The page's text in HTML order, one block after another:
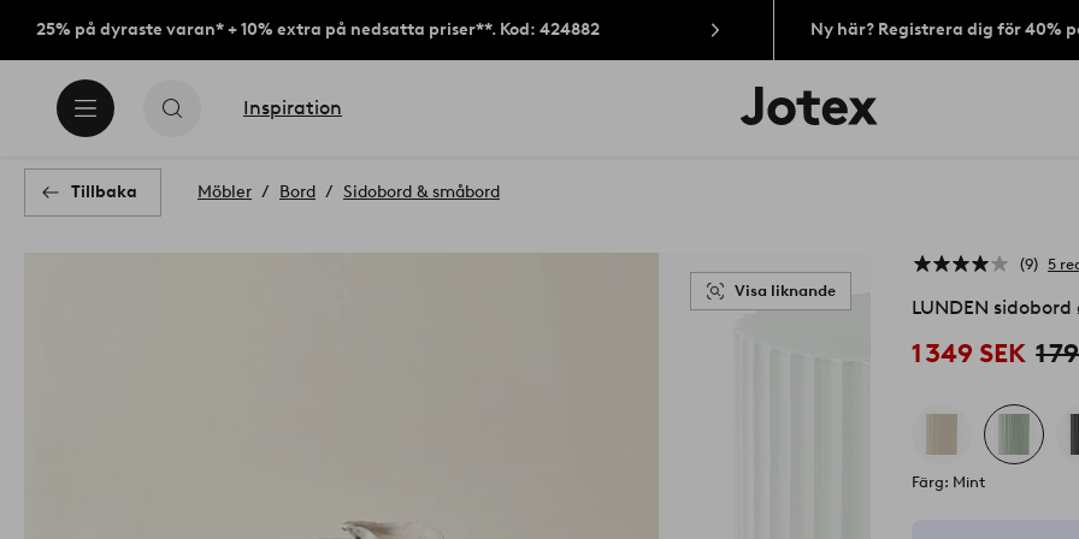
25% på dyraste varan* + 10% extra på nedsatta priser**. Kod: 424882 Ny här? Registrera dig för 40%
Inspiration
Jotex
logotyp
Tillbaka Möbler Bord Sidobord & småbord
Visa liknande
9 5
LUNDEN
1 349 SEK 1
Färg: Mint